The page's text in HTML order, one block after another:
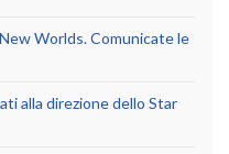
Worlds. Comunicate le
alla direzione dello Star